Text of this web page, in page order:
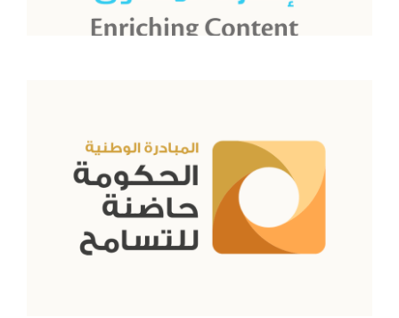
إمارات زايد تجمعنا
اقرأ المزيد